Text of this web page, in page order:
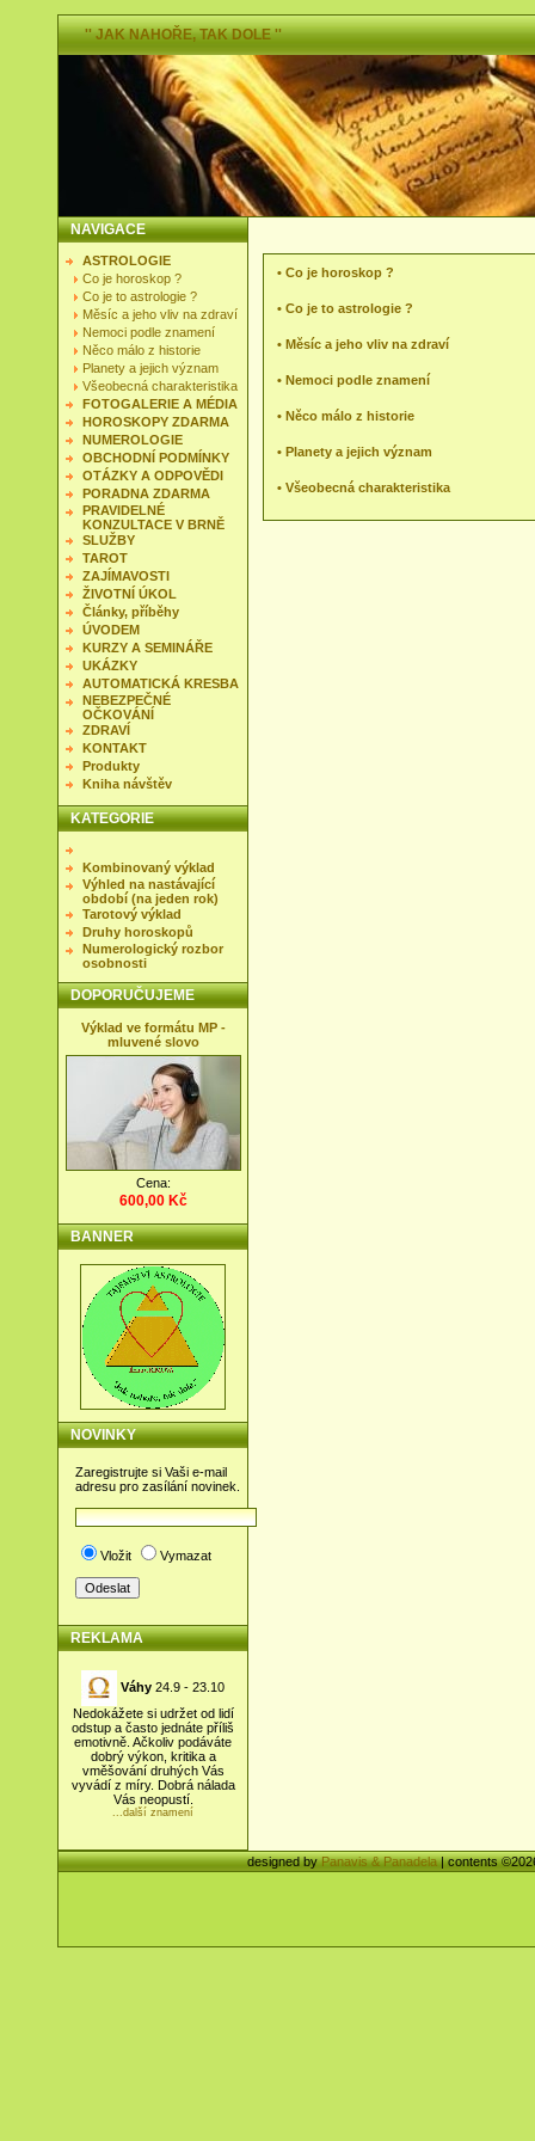
'' JAK NAHOŘE, TAK DOLE ''
NAVIGACE
ASTROLOGIE
Co je horoskop ?
Co je to astrologie ?
Měsíc a jeho vliv na zdraví
Nemoci podle znamení
Něco málo z historie
Planety a jejich význam
Všeobecná charakteristika
FOTOGALERIE A MÉDIA
HOROSKOPY ZDARMA
NUMEROLOGIE
OBCHODNÍ PODMÍNKY
OTÁZKY A ODPOVĚDI
PORADNA ZDARMA
PRAVIDELNÉ
KONZULTACE V BRNĚ
SLUŽBY
TAROT
ZAJÍMAVOSTI
ŽIVOTNÍ ÚKOL
Články, příběhy
ÚVODEM
KURZY A SEMINÁŘE
UKÁZKY
AUTOMATICKÁ KRESBA
NEBEZPEČNÉ
OČKOVÁNÍ
ZDRAVÍ
KONTAKT
Produkty
Kniha návštěv
KATEGORIE
Kombinovaný výklad
Výhled na nastávající
období (na jeden rok)
Tarotový výklad
Druhy horoskopů
Numerologický rozbor
osobnosti
DOPORUČUJEME
Výklad ve formátu MP -
mluvené slovo
Cena:
600,00 Kč
BANNER
NOVINKY
Zaregistrujte si Vaši e-mail
adresu pro zasílání novinek.
Vložit Vymazat
REKLAMA
Váhy 24.9 - 23.10
Nedokážete si udržet od lidí
odstup a často jednáte příliš
emotivně. Ačkoliv podáváte
dobrý výkon, kritika a
vměšování druhých Vás
vyvádí z míry. Dobrá nálada
Vás neopustí.
...další znamení
• Co je horoskop ?
• Co je to astrologie ?
• Měsíc a jeho vliv na zdraví
• Nemoci podle znamení
• Něco málo z historie
• Planety a jejich význam
• Všeobecná charakteristika
designed byPanavis & Panadela| contents